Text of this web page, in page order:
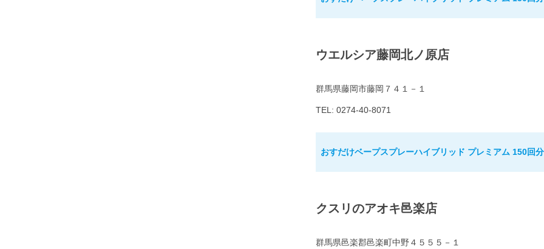
ウエルシア藤岡北ノ原店
群馬県藤岡市藤岡７４１－１
TEL: 0274-40-8071
おすだけベープスプレーハイブリッド プレミアム 150回
クスリのアオキ邑楽店
群馬県邑楽郡邑楽町中野４５５５－１